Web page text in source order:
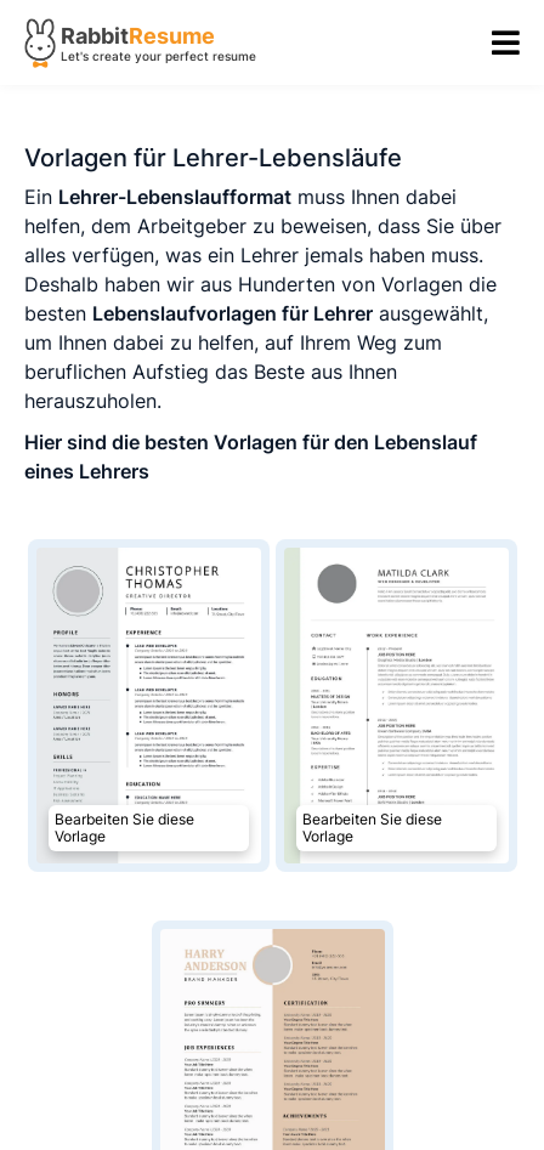
RabbitResume
Let's create your perfect resume
Vorlagen für Lehrer-Lebensläufe
Ein Lehrer-Lebenslaufformat muss Ihnen dabei
helfen, dem Arbeitgeber zu beweisen, dass Sie über
alles verfügen, was ein Lehrer jemals haben muss.
Deshalb haben wir aus Hunderten von Vorlagen die
besten Lebenslaufvorlagen für Lehrer ausgewählt,
um Ihnen dabei zu helfen, auf Ihrem Weg zum
beruflichen Aufstieg das Beste aus Ihnen
herauszuholen.
Hier sind die besten Vorlagen für den Lebenslauf
eines Lehrers
Bearbeiten Sie diese
Vorlage
Bearbeiten Sie diese
Vorlage